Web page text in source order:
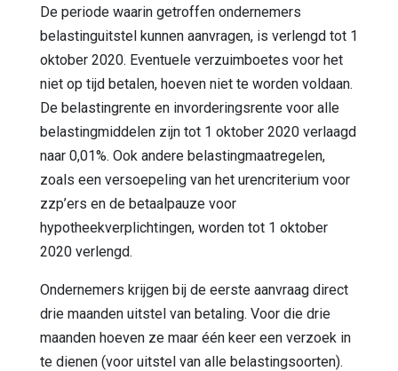
De periode waarin getroffen ondernemers
belastinguitstel kunnen aanvragen, is verlengd tot 1
oktober 2020. Eventuele verzuimboetes voor het
niet op tijd betalen, hoeven niet te worden voldaan.
De belastingrente en invorderingsrente voor alle
belastingmiddelen zijn tot 1 oktober 2020 verlaagd
naar 0,01%. Ook andere belastingmaatregelen,
zoals een versoepeling van het urencriterium voor
zzp’ers en de betaalpauze voor
hypotheekverplichtingen, worden tot 1 oktober
2020 verlengd.
Ondernemers krijgen bij de eerste aanvraag direct
drie maanden uitstel van betaling. Voor die drie
maanden hoeven ze maar één keer een verzoek in
te dienen (voor uitstel van alle belastingsoorten).